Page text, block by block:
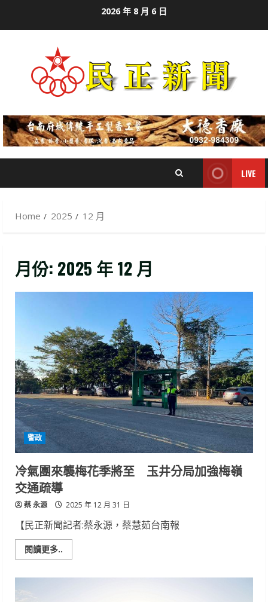
2026 年 8 月 6 日
LIVE
Home 2025 12 月
月份: 2025 年 12 月
警政
冷氣團來襲梅花季將至 玉井分局加強梅嶺
交通疏導
蔡 永源 2025 年 12 月 31 日
【民正新聞記者:蔡永源，蔡慧茹台南報
閱讀更多..
more